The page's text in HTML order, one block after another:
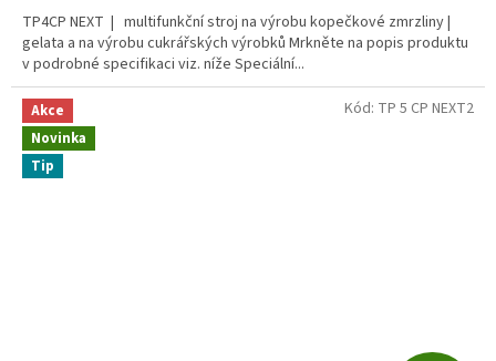
TP4CP NEXT | multifunkční stroj na výrobu kopečkové zmrzliny |
gelata a na výrobu cukrářských výrobků Mrkněte na popis produktu
v podrobné specifikaci viz. níže Speciální...
Akce
Novinka
Tip
Kód: TP 5 CP NEXT2